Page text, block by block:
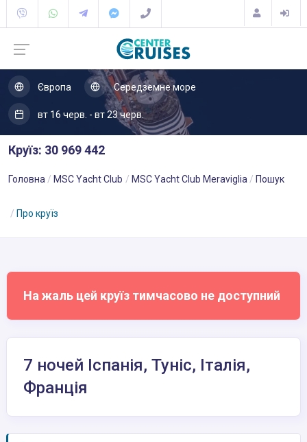
Європа Середземне море
вт 16 черв. - вт 23 черв.
Круїз: 30 969 442
Головна MSC Yacht Club MSC Yacht Club Meraviglia Пошук
Про круїз
На жаль цей круїз тимчасово не доступний
7 ночей Іспанія, Туніс, Італія,
Франція